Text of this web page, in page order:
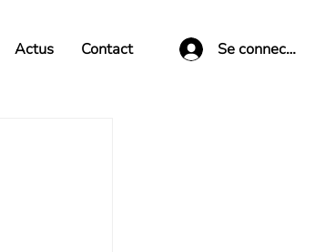
Actus Contact Se connecter